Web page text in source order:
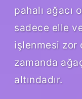
pahalı ağacı
sadece elle
işlenmesi zor
zamanda
altındadır.